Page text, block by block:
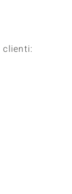
clienti: